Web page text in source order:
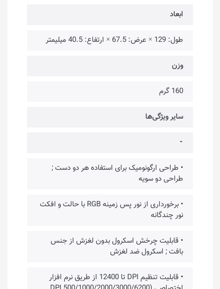
ابعاد
طول: 129 × عرض: 67.5 × ارتفاع: 40.5 میلیمتر
وزن
160 گرم
سایر ویژگی‌ها
⁃
• طراحی ارگونومیک برای استفاده هر دو دست ;
طراحی دو سویه
• برخورداری از نور پس زمینه RGB با حالت و افکت
نور چندگانه
• قابلیت چرخش اسکرول بدون لغزش از جنس
بافت ; اسکرول ضد لغزش
• قابلیت تنظیم DPI تا 12400 از طریق نرم افزار